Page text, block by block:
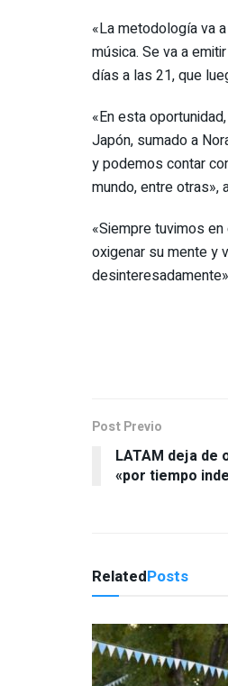
«La metodología va
música. Se va a
días a las 21, que
«En esta
Japón, sumado a
y podemos contar
mundo, entre otras»,
«Siempre tuvimos
oxigenar su mente y
Post Previo
LATAM deja de
«por tiempo
RelatedPosts